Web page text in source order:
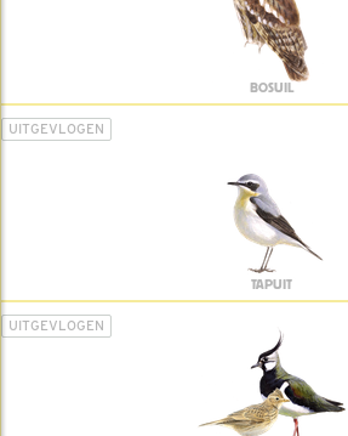
BOSUIL
UITGEVLOGEN
TAPUIT
UITGEVLOGEN